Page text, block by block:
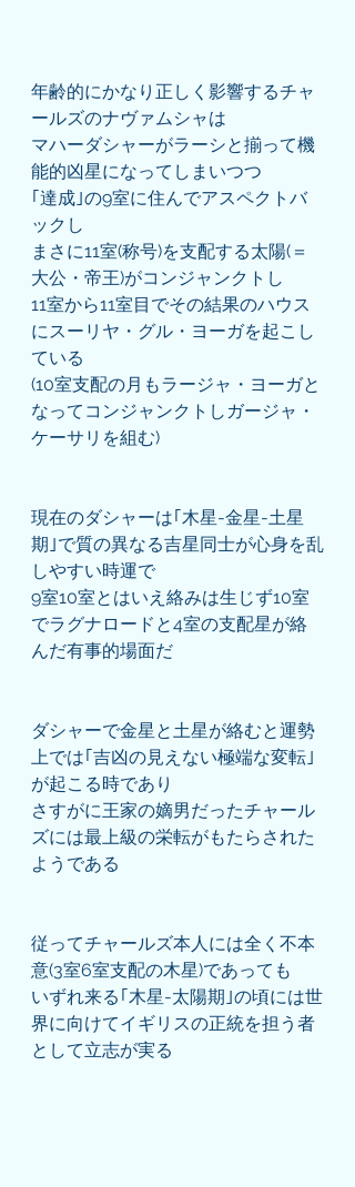
年齢的にかなり正しく影響するチャ
ールズのナヴァムシャは
マハーダシャーがラーシと揃って機
能的凶星になってしまいつつ
｢達成｣の9室に住んでアスペクトバ
ックし
まさに11室(称号)を支配する太陽(＝
大公・帝王)がコンジャンクトし
11室から11室目でその結果のハウス
にスーリヤ・グル・ヨーガを起こし
ている
(10室支配の月もラージャ・ヨーガと
なってコンジャンクトしガージャ・
ケーサリを組む)
現在のダシャーは｢木星-金星-土星
期｣で質の異なる吉星同士が心身を乱
しやすい時運で
9室10室とはいえ絡みは生じず10室
でラグナロードと4室の支配星が絡
んだ有事的場面だ
ダシャーで金星と土星が絡むと運勢
上では｢吉凶の見えない極端な変転｣
が起こる時であり
さすがに王家の嫡男だったチャール
ズには最上級の栄転がもたらされた
ようである
従ってチャールズ本人には全く不本
意(3室6室支配の木星)であっても
いずれ来る｢木星-太陽期｣の頃には世
界に向けてイギリスの正統を担う者
として立志が実る